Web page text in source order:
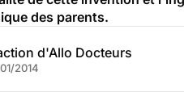
des parents.
d'Allo Docteurs
2014